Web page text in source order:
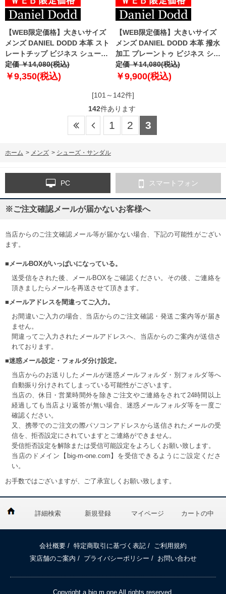
【WEB限定価格】大きいサイズ
メンズ DANIEL DODD 本革 スト
レートチップ ビジネス シューズ
5E 撥水 抗菌 azbs-219001
定価 ￥14,080(税込)
￥9,350(税込)
【WEB限定価格】大きいサイズ
メンズ DANIEL DODD 本革 撥水
加工 プレーントゥ ビジネス シュ
ーズ azbs-209002
定価 ￥14,080(税込)
￥9,900(税込)
[101～142件]
142件あります
1 2 3
ホーム > メンズ > シューズ・サンダル
PC スマートフォン
※ご注文確認メールが届かないお客様へ
当店からのご注文確認メール等が届かない場合、下記の可能性がござい
ます。
■メールBOXがいっぱいになっている。
送受信をされた後、メールBOXをご確認ください。その後、ご連絡を
頂きましたらメールを再送させて頂きます。
■メールアドレスを間違ってご入力。
お間違いご入力の場合、当店からのご注文確認・発送ご案内等が届き
ません。
間違ってご入力されたメールアドレスへ、当店からのご案内が送信さ
れております。
■迷惑メール設定・フォルダ分け設定。
当店からのお送りしたメールが迷惑メールフォルダ・別フォルダ等へ
自動振り分けされてしまっている可能性がございます。
当店の、休日・営業時間外を除きご注文やご連絡をされて24時間以上
経過しても当店より返答が無い場合、迷惑メールフォルダ等を一度ご
確認ください。
又、携帯でのご注文の際パソコンアドレスから送信されたメールの受
信を、拒否設定にされていますとご連絡ができません。
受信拒否設定を解除または受信可能設定をよろしくお願い致します。
当店のドメイン【big-m-one.com】を受信できるようにご設定くださ
い。
お手数ではございますが、ご了承宜しくお願い致します。
詳細検索 新規登録 マイページ カートの中
会社概要 / 特定商取引に基づく表記 /
ご利用規約
実店舗のご案内 / プライバシーポリシー / お問い合わせ
Copyright a big m one All rights reserved.